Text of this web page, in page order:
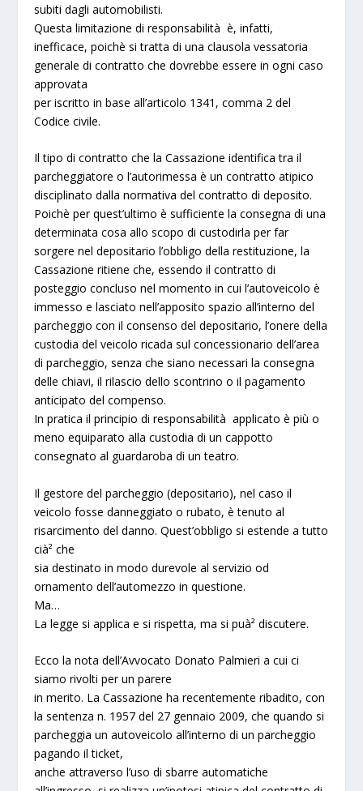
subiti dagli automobilisti.
Questa limitazione di responsabilità è, infatti,
inefficace, poichè si tratta di una clausola vessatoria
generale di contratto che dovrebbe essere in ogni caso
approvata
per iscritto in base all’articolo 1341, comma 2 del
Codice civile.
Il tipo di contratto che la Cassazione identifica tra il
parcheggiatore o l’autorimessa è un contratto atipico
disciplinato dalla normativa del contratto di deposito.
Poichè per quest’ultimo è sufficiente la consegna di una
determinata cosa allo scopo di custodirla per far
sorgere nel depositario l’obbligo della restituzione, la
Cassazione ritiene che, essendo il contratto di
posteggio concluso nel momento in cui l’autoveicolo è
immesso e lasciato nell’apposito spazio all’interno del
parcheggio con il consenso del depositario, l’onere della
custodia del veicolo ricada sul concessionario dell’area
di parcheggio, senza che siano necessari la consegna
delle chiavi, il rilascio dello scontrino o il pagamento
anticipato del compenso.
In pratica il principio di responsabilità applicato è più o
meno equiparato alla custodia di un cappotto
consegnato al guardaroba di un teatro.
Il gestore del parcheggio (depositario), nel caso il
veicolo fosse danneggiato o rubato, è tenuto al
risarcimento del danno. Quest’obbligo si estende a tutto
cià² che
sia destinato in modo durevole al servizio od
ornamento dell’automezzo in questione.
Ma…
La legge si applica e si rispetta, ma si puà² discutere.
Ecco la nota dell’Avvocato Donato Palmieri a cui ci
siamo rivolti per un parere
in merito. La Cassazione ha recentemente ribadito, con
la sentenza n. 1957 del 27 gennaio 2009, che quando si
parcheggia un autoveicolo all’interno di un parcheggio
pagando il ticket,
anche attraverso l’uso di sbarre automatiche